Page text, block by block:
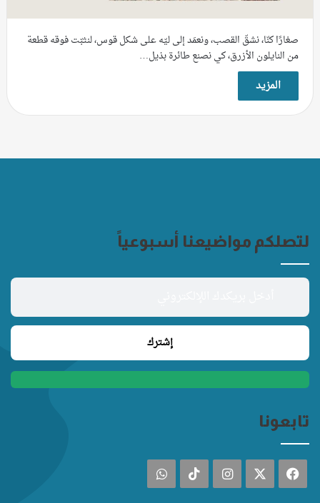
صغارًا كنّا، نشقّ القصب، ونعمَد إلى ليّه على شكل قوس، لنثبّت فوقه قطعة
من النايلون الأزرق، كي نصنع طائرة بذيل…
المزيد
لتصلكم مواضيعنا أسبوعياً
تابعونا
فيسبوك انستقرام ‫TikTokواتساب